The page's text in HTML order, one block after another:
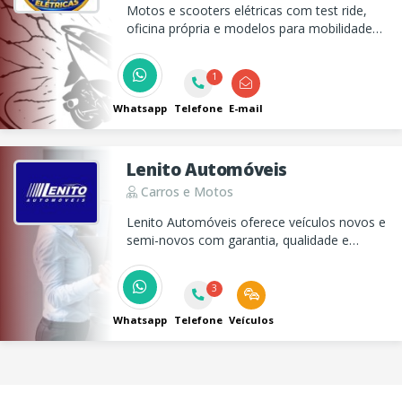
Motos e scooters elétricas com test ride,
oficina própria e modelos para mobilidade
ELÉTRICAS e fale agora!
Whatsapp
1
Telefone E-mail
Lenito Automóveis
Carros e Motos
Lenito Automóveis oferece veículos novos e
semi-novos com garantia, qualidade e
pós-venda. Realize seu sonho de ter o carro
ideal conosco!
Whatsapp
3
Telefone Veículos